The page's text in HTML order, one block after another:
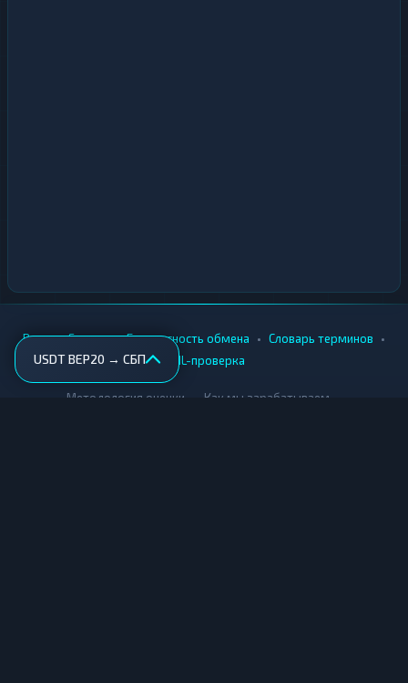
USDT BEP20 → СБП
Вики • Города • Безопасность обмена • Словарь терминов •
AML-проверка
Методология оценки Как мы зарабатываем